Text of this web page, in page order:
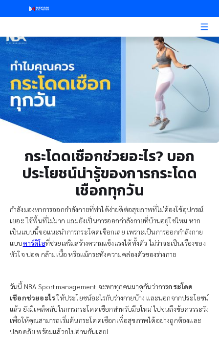
กระโดดเชือกช่วยอะไร? บอก
ประโยชน์น่ารู้ของการกระโดด
เชือกทุกวัน
กำลังมองหาการออกกำลังกายที่ทำได้ง่ายดีต่อสุขภาพที่ไม่ต้องใช้อุปกรณ์
เยอะ ใช้พื้นที่ไม่มาก แถมยังเป็นการออกกำลังกายที่บ้านอยู่ใช่ไหม หาก
เป็นแบบนี้ขอแนะนำการกระโดดเชือกเลย เพราะเป็นการออกกำลังกาย
แบบคาร์ดิโอที่ช่วยเสริมสร้างความแข็งแรงได้ทั้งตัว ไม่ว่าจะเป็นเรื่องของ
หัวใจ ปอด กล้ามเนื้อ หรือแม้กระทั่งความคล่องตัวของร่างกาย
วันนี้ NBA Sportmanagement จะพาทุกคนมาดูกันว่าการกระโดด
เชือกช่วยอะไรให้ประโยชน์อะไรกับร่างกายบ้าง และนอกจากประโยชน์
แล้ว ยังมีเคล็ดลับในการกระโดดเชือกสำหรับมือใหม่ ไปจนถึงข้อควรระวัง
เพื่อให้คุณสามารถเริ่มต้นกระโดดเชือกเพื่อสุขภาพได้อย่างถูกต้องและ
ปลอดภัย พร้อมแล้วกไปอ่านกันเลย!